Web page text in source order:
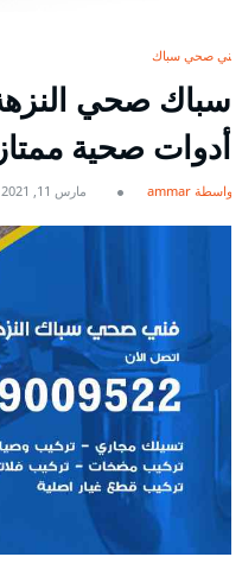
فني صحي سباك
أدوات صحية ممتاز
بواسطة ammar مارس 11, 2021